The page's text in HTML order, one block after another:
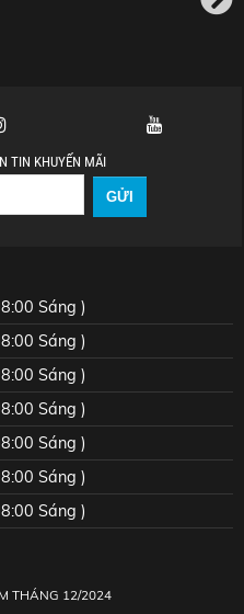
TIN KHUYẾN MÃI
Sáng )
Sáng )
Sáng )
Sáng )
Sáng )
Sáng )
Sáng )
THÁNG 12/2024